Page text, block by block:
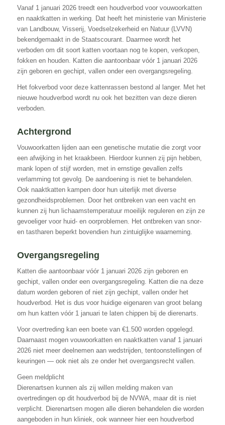
Vanaf 1 januari 2026 treedt een houdverbod voor vouwoorkatten
en naaktkatten in werking. Dat heeft het ministerie van Ministerie
van Landbouw, Visserij, Voedselzekerheid en Natuur (LVVN)
bekendgemaakt in de Staatscourant. Daarmee wordt het
verboden om dit soort katten voortaan nog te kopen, verkopen,
fokken en houden. Katten die aantoonbaar vóór 1 januari 2026
zijn geboren en gechipt, vallen onder een overgangsregeling.
Het fokverbod voor deze kattenrassen bestond al langer. Met het
nieuwe houdverbod wordt nu ook het bezitten van deze dieren
verboden.
Achtergrond
Vouwoorkatten lijden aan een genetische mutatie die zorgt voor
een afwijking in het kraakbeen. Hierdoor kunnen zij pijn hebben,
mank lopen of stijf worden, met in ernstige gevallen zelfs
verlamming tot gevolg. De aandoening is niet te behandelen.
Ook naaktkatten kampen door hun uiterlijk met diverse
gezondheidsproblemen. Door het ontbreken van een vacht en
kunnen zij hun lichaamstemperatuur moeilijk reguleren en zijn ze
gevoeliger voor huid- en oorproblemen. Het ontbreken van snor-
en tastharen beperkt bovendien hun zintuiglijke waarneming.
Overgangsregeling
Katten die aantoonbaar vóór 1 januari 2026 zijn geboren en
gechipt, vallen onder een overgangsregeling. Katten die na deze
datum worden geboren of niet zijn gechipt, vallen onder het
houdverbod. Het is dus voor huidige eigenaren van groot belang
om hun katten vóór 1 januari te laten chippen bij de dierenarts.
Voor overtreding kan een boete van €1.500 worden opgelegd.
Daarnaast mogen vouwoorkatten en naaktkatten vanaf 1 januari
2026 niet meer deelnemen aan wedstrijden, tentoonstellingen of
keuringen — ook niet als ze onder het overgangsrecht vallen.
Geen meldplicht
Dierenartsen kunnen als zij willen melding maken van
overtredingen op dit houdverbod bij de NVWA, maar dit is niet
verplicht. Dierenartsen mogen alle dieren behandelen die worden
aangeboden in hun kliniek, ook wanneer hier een houdverbod